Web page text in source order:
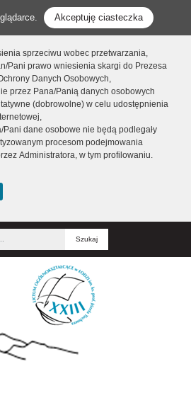
Akceptuję ciasteczka
sprzeciwu wobec przetwarzania,
Pani prawo wniesienia skargi do Prezesa
Danych Osobowych,
przez Pana/Panią danych osobowych
(dobrowolne) w celu udostępnienia
Pani dane osobowe nie będą podlegały
procesom podejmowania
Administratora, w tym profilowaniu.